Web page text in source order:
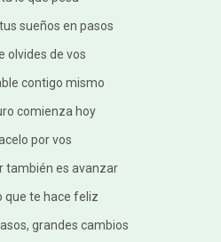
sueños en pasos
olvides de vos
contigo mismo
comienza hoy
por vos
también es avanzar
que te hace feliz
grandes cambios